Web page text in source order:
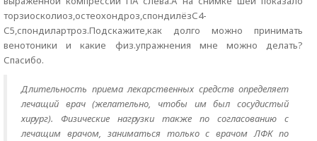
торзиосколиоз,остеохондроз,спондилёзС4-
С5,спондилартроз.Подскажите,как долго можно принимать
венотоники и какие физ.упражнения мне можно делать?
Спасибо.
Длительность приема лекарственных средств определяет
лечащий врач (желательно, чтобы им был сосудистый
хирург). Физические нагрузки также по согласованию с
лечащим врачом, заниматься только с врачом ЛФК по